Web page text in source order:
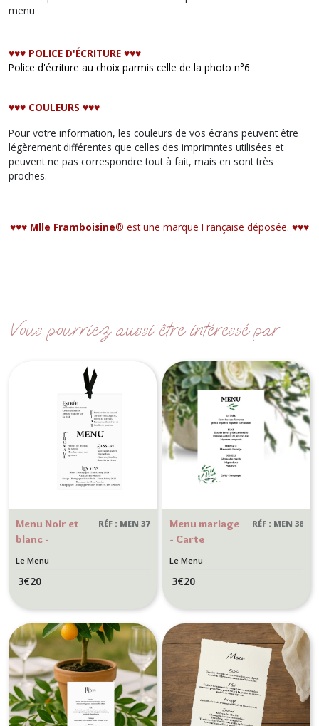
menu
♥︎♥︎♥︎ POLICE D'ÉCRITURE ♥︎♥︎♥︎
Police d'écriture au choix parmis celle de la photo n°6
♥︎♥︎♥︎ COULEURS ♥︎♥︎♥︎
Pour votre information, les couleurs de vos écrans peuvent être
légèrement différentes que celles des imprimntes utilisées et
peuvent ne pas correspondre tout à fait, mais en sont très
proches.
♥︎♥︎♥︎ Mlle Framboisine® est une marque Française déposée. ♥︎♥︎♥︎
Vous pourriez aussi être intéressé par
Menu Noir et
blanc -
Décoration de
Thème Chic et
RÉF : MEN 37
Le Menu
3€20
Menu mariage
- Carte
personnalisée
Provençal-
RÉF : MEN 38
Le Menu
3€20